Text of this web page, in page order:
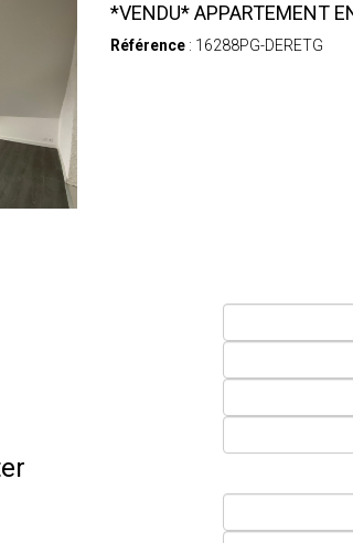
*VENDU* APPARTEMENT
Référence: 16288PG-DERETG